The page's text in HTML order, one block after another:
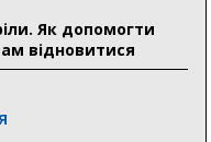
Як допомогти
відновитися